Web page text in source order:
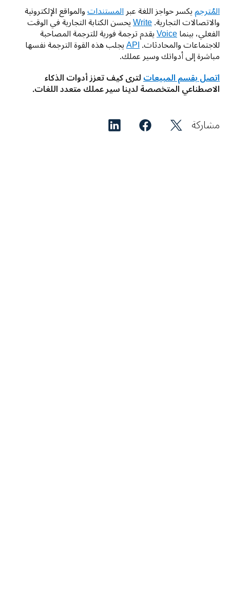
المُترجم يكسر حواجز اللغة عبر المستندات
والاتصالات التجارية. Write
الفعلي، بينما Voice
للاجتماعات والمحادثات. API
مباشرة إلى أدواتك وسير عملك.
اتصل بقسم المبيعات
الاصطناعي المتخصصة لدينا سير عملك متعدد اللغات.
مشاركة